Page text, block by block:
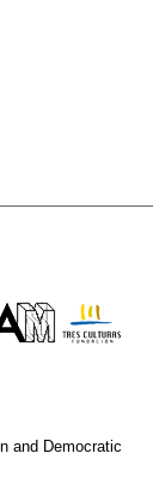
and Democratic